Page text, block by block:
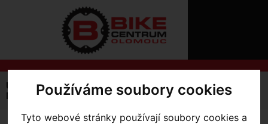
Používáme soubory cookies
Tyto webové stránky používají soubory cookies a
O
NÁKUPU
SLUŽBY
REGISTRACE
Úvodní strana Výbava pro kolo
Brašny / Úložiště
Na rám
Brašna na rám AUTHOR Tank Bag MPP